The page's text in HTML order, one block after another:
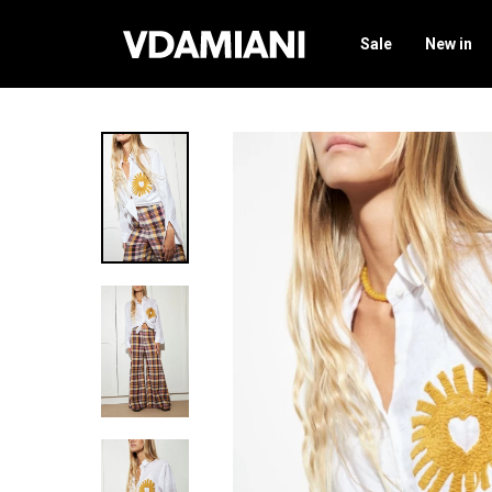
Sale New in